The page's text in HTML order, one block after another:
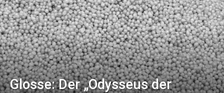
Glosse: Der „Odysseus der